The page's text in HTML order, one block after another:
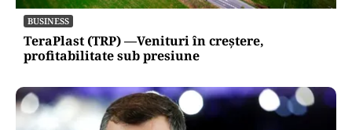
BUSINESS
TeraPlast (TRP) —Venituri în creștere,
profitabilitate sub presiune